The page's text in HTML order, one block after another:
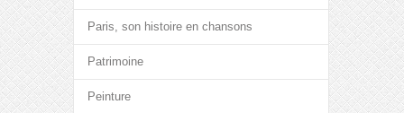
Paris, son histoire en chansons
Patrimoine
Peinture